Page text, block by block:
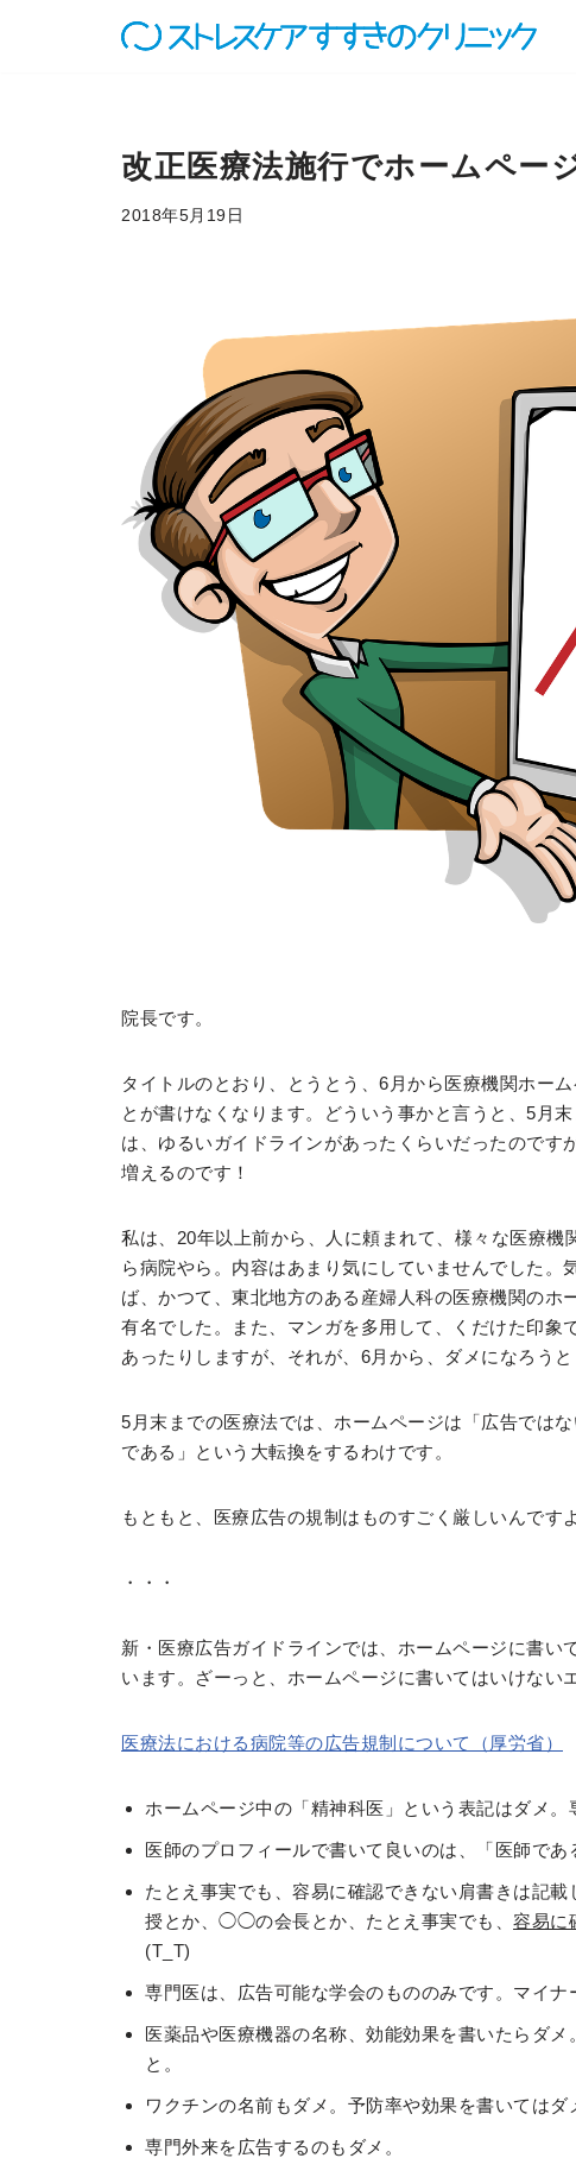
改正医療法施行でホームペー
2018年5月19日
院長です。
タイトルのとおり、とうとう、6月から医療機関ホー
とが書けなくなります。どういう事かと言うと、5月
は、ゆるいガイドラインがあったくらいだったのです
増えるのです！
私は、20年以上前から、人に頼まれて、様々な医療
ら病院やら。内容はあまり気にしていませんでした。
ば、かつて、東北地方のある産婦人科の医療機関の
有名でした。また、マンガを多用して、くだけた印象
あったりしますが、それが、6月から、ダメになろうと
5月末までの医療法では、ホームページは「広告では
である」という大転換をするわけです。
もともと、医療広告の規制はものすごく厳しいんです
・・・
新・医療広告ガイドラインでは、ホームページに書い
います。ざーっと、ホームページに書いてはいけない
医療法における病院等の広告規制について（厚労省）
ホームページ中の「精神科医」という表記はダメ。
医師のプロフィールで書いて良いのは、「医師であ
たとえ事実でも、容易に確認できない肩書きは
授とか、◯◯の会長とか、たとえ事実でも、 容易に
(T_T)
専門医は、広告可能な学会のもののみです。マイナ
医薬品や医療機器の名称、効能効果を書いたらダ
と。
ワクチンの名前もダメ。予防率や効果を書いてはダ
専門外来を広告するのもダメ。